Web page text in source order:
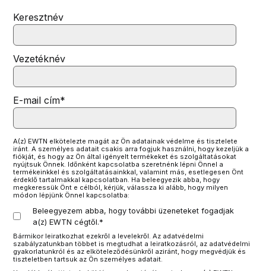
Keresztnév
Vezetéknév
E-mail cím*
A(z) EWTN elkötelezte magát az Ön adatainak védelme és tisztelete
iránt. A személyes adatait csakis arra fogjuk használni, hogy kezeljük a
fiókját, és hogy az Ön által igényelt termékeket és szolgáltatásokat
nyújtsuk Önnek. Időnként kapcsolatba szeretnénk lépni Önnel a
termékeinkkel és szolgáltatásainkkal, valamint más, esetlegesen Önt
érdeklő tartalmakkal kapcsolatban. Ha beleegyezik abba, hogy
megkeressük Önt e célból, kérjük, válassza ki alább, hogy milyen
módon lépjünk Önnel kapcsolatba:
Beleegyezem abba, hogy további üzeneteket fogadjak
a(z) EWTN cégtől.*
Bármikor leiratkozhat ezekről a levelekről. Az adatvédelmi
szabályzatunkban többet is megtudhat a leiratkozásról, az adatvédelmi
gyakorlatunkról és az elköteleződésünkről aziránt, hogy megvédjük és
tiszteletben tartsuk az Ön személyes adatait.